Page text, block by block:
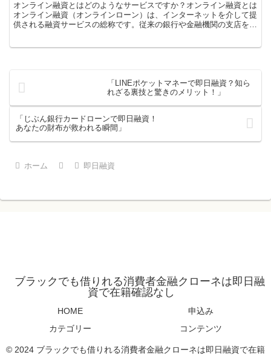
オンライン融資とはどのようなサービスですか？オンライン融資とは
オンライン融資（オンラインローン）は、インターネットを介して提
供される融資サービスの総称です。従来の銀行や金融機関の支店を訪
「LINEポケットマネーで即日融資？知ら
れざる裏技と驚きのメリット！」
「じぶん銀行カードローンで即日融資！
あなたの財布が救われる瞬間」
ホーム 即日融資
ブラックでも借りれる消費者金融クローネは即日融
資で在籍確認なし
HOME
申込み
カテゴリー
コンテンツ
© 2024 ブラックでも借りれる消費者金融クローネは即日融資で在籍